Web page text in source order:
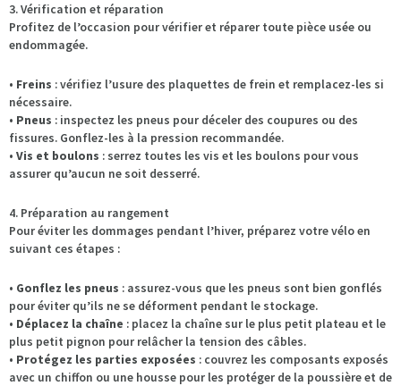
3. Vérification et réparation
Profitez de l’occasion pour vérifier et réparer toute pièce usée ou
endommagée.
• Freins : vérifiez l’usure des plaquettes de frein et remplacez-les si
nécessaire.
• Pneus : inspectez les pneus pour déceler des coupures ou des
fissures. Gonflez-les à la pression recommandée.
• Vis et boulons : serrez toutes les vis et les boulons pour vous
assurer qu’aucun ne soit desserré.
4. Préparation au rangement
Pour éviter les dommages pendant l’hiver, préparez votre vélo en
suivant ces étapes :
• Gonflez les pneus : assurez-vous que les pneus sont bien gonflés
pour éviter qu’ils ne se déforment pendant le stockage.
• Déplacez la chaîne : placez la chaîne sur le plus petit plateau et le
plus petit pignon pour relâcher la tension des câbles.
• Protégez les parties exposées : couvrez les composants exposés
avec un chiffon ou une housse pour les protéger de la poussière et de